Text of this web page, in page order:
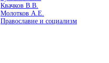
Квачков В.В.
Молотков А.Е.
Православие и социализм